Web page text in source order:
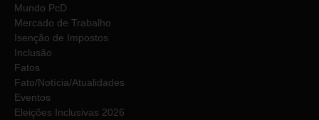
Mundo PcD
Mercado de Trabalho
Isenção de Impostos
Inclusão
Fatos
Fato/Notícia/Atualidades
Eventos
Eleições Inclusivas 2026